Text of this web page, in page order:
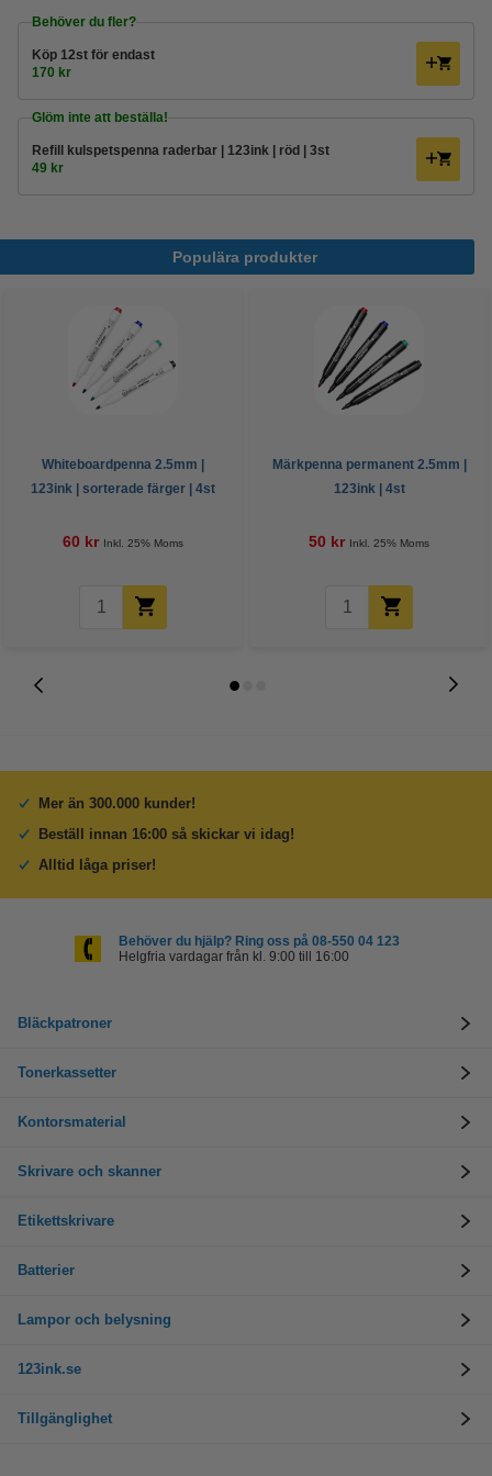
Behöver du fler?
Köp 12st för endast
170 kr
Glöm inte att beställa!
Refill kulspetspenna raderbar | 123ink | röd | 3st
49 kr
Populära produkter
Whiteboardpenna 2.5mm |
123ink | sorterade färger | 4st
60 kr Inkl. 25% Moms
Märkpenna permanent 2.5mm |
123ink | 4st
50 kr Inkl. 25% Moms
Mer än 300.000 kunder!
Beställ innan 16:00 så skickar vi idag!
Alltid låga priser!
Behöver du hjälp? Ring oss på 08-550 04 123
Helgfria vardagar från kl. 9:00 till 16:00
Bläckpatroner
Tonerkassetter
Kontorsmaterial
Skrivare och skanner
Etikettskrivare
Batterier
Lampor och belysning
123ink.se
Tillgänglighet